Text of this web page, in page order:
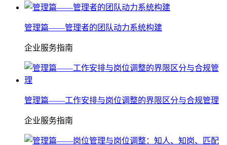
管理篇——管理者的团队动力系统构建
企业服务指南
管理篇——工作安排与岗位调整的界限区分与合规管理
企业服务指南